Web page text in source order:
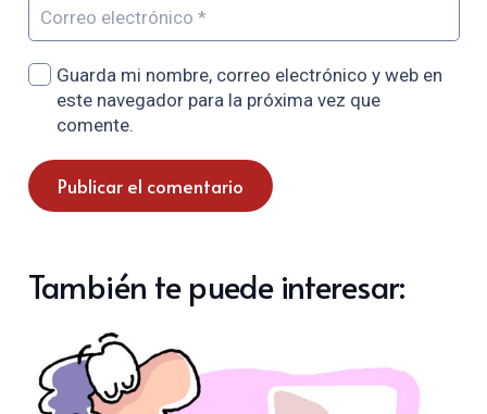
Guarda mi nombre, correo electrónico y web en
este navegador para la próxima vez que
comente.
Publicar el comentario
También te puede interesar: